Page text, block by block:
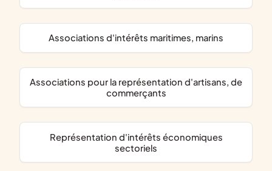
associations d'intérêts maritimes, marins
associations pour la représentation d'artisans, de
commerçants
représentation d'intérêts économiques
sectoriels